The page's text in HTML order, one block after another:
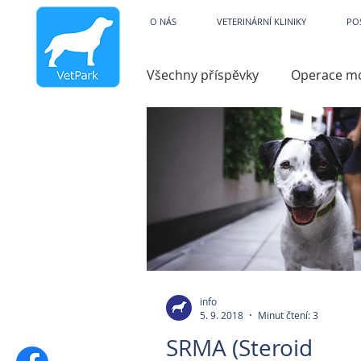
O NÁS VETERINÁRNÍ KLINIKY
Všechny příspěvky Operace
Charita
Hydroterapie Operace
Zobrazovací technika
SRMA (Steroid
info
5. 9. 2018
Minut čtení: 3